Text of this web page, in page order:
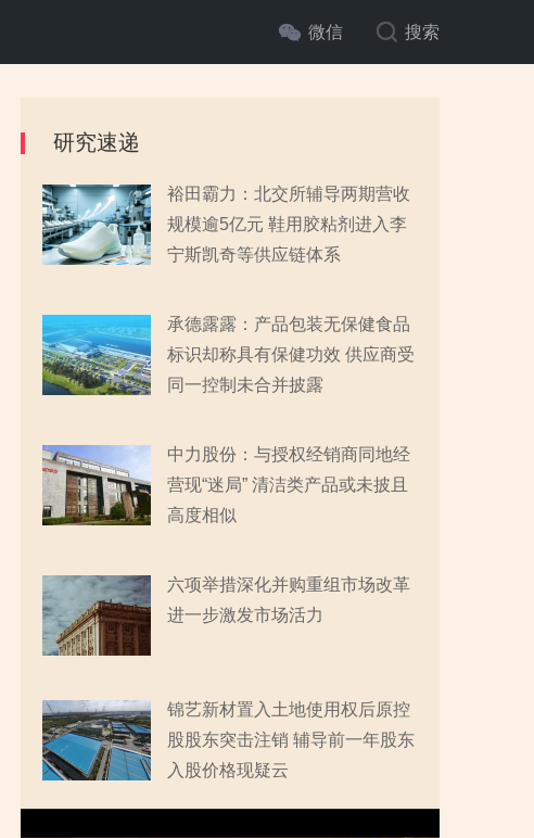
微信 搜索
研究速递
裕田霸力：北交所辅导两期营收
规模逾5亿元 鞋用胶粘剂进入李
宁斯凯奇等供应链体系
承德露露：产品包装无保健食品
标识却称具有保健功效 供应商受
同一控制未合并披露
中力股份：与授权经销商同地经
营现“迷局” 清洁类产品或未披且
高度相似
六项举措深化并购重组市场改革
进一步激发市场活力
锦艺新材置入土地使用权后原控
股股东突击注销 辅导前一年股东
入股价格现疑云